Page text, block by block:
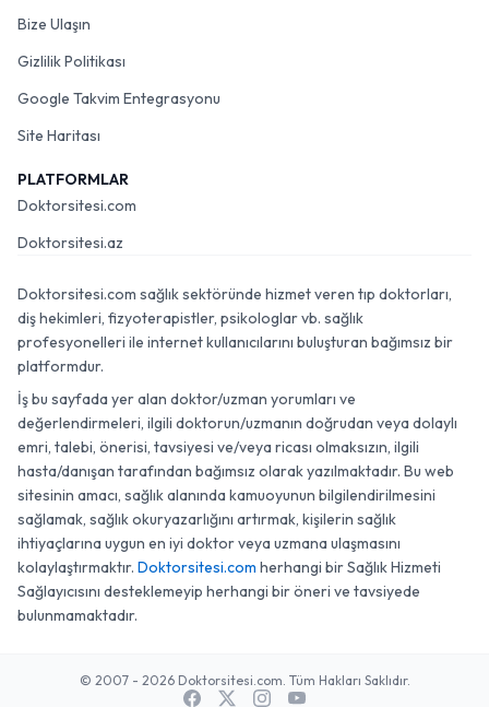
Bize Ulaşın
Gizlilik Politikası
Google Takvim Entegrasyonu
Site Haritası
PLATFORMLAR
Doktorsitesi.com
Doktorsitesi.az
Doktorsitesi.com sağlık sektöründe hizmet veren tıp doktorları,
diş hekimleri, fizyoterapistler, psikologlar vb. sağlık
profesyonelleri ile internet kullanıcılarını buluşturan bağımsız bir
platformdur.
İş bu sayfada yer alan doktor/uzman yorumları ve
değerlendirmeleri, ilgili doktorun/uzmanın doğrudan veya dolaylı
emri, talebi, önerisi, tavsiyesi ve/veya ricası olmaksızın, ilgili
hasta/danışan tarafından bağımsız olarak yazılmaktadır. Bu web
sitesinin amacı, sağlık alanında kamuoyunun bilgilendirilmesini
sağlamak, sağlık okuryazarlığını artırmak, kişilerin sağlık
ihtiyaçlarına uygun en iyi doktor veya uzmana ulaşmasını
kolaylaştırmaktır. Doktorsitesi.com herhangi bir Sağlık Hizmeti
Sağlayıcısını desteklemeyip herhangi bir öneri ve tavsiyede
bulunmamaktadır.
© 2007 - 2026 Doktorsitesi.com. Tüm Hakları Saklıdır.